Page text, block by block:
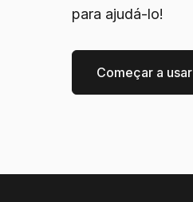
para ajudá-lo!
Começar a usar